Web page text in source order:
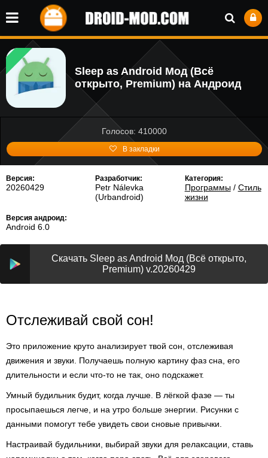
Sleep as Android Мод (Всё
открыто, Premium) на Андроид
Голосов: 410000
В закладки
Версия:
20260429
Разработчик:
Petr Nálevka
(Urbandroid)
Категория:
Программы/ Стиль
жизни
Версия андроид:
Android 6.0
Скачать Sleep as Android Мод (Всё открыто,
Premium) v.20260429
Отслеживай свой сон!
Это приложение круто анализирует твой сон, отслеживая
движения и звуки. Получаешь полную картину фаз сна, его
длительности и если что-то не так, оно подскажет.
Умный будильник будит, когда лучше. В лёгкой фазе — ты
просыпаешься легче, и на утро больше энергии. Рисунки с
данными помогут тебе увидеть свои сновые привычки.
Настраивай будильники, выбирай звуки для релаксации, ставь